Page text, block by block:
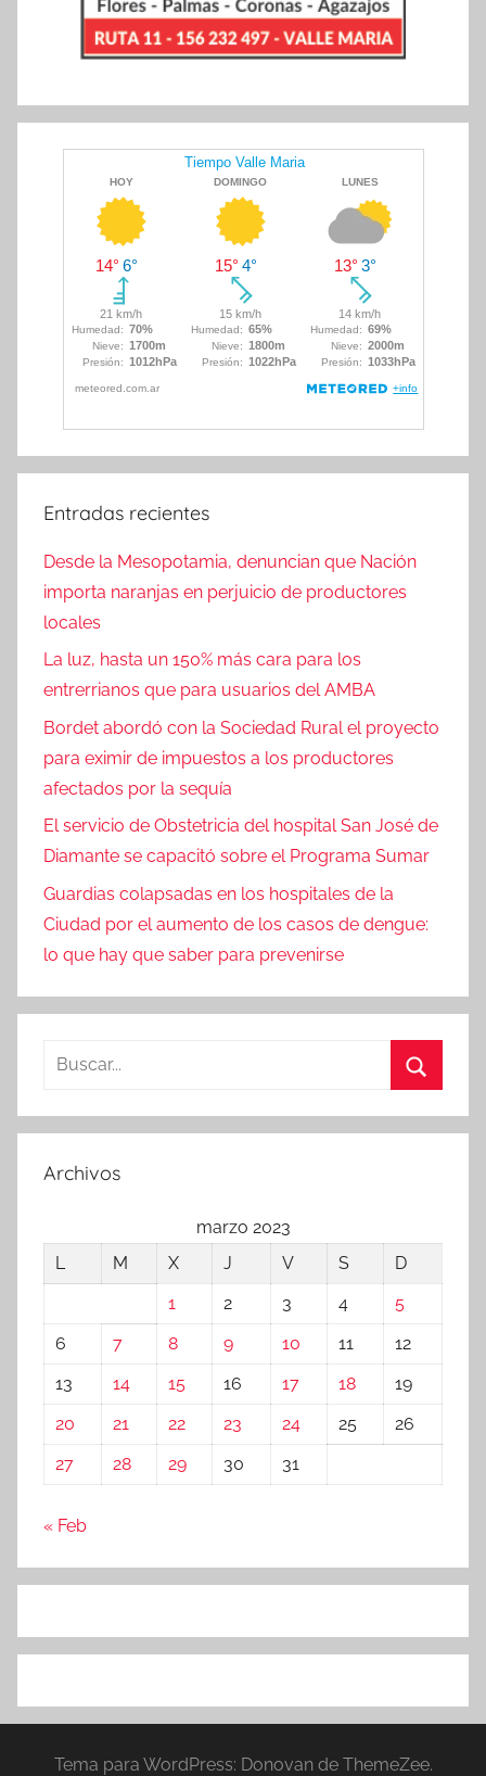
Entradas recientes
Desde la Mesopotamia, denuncian que Nación
importa naranjas en perjuicio de productores
locales
La luz, hasta un 150% más cara para los
entrerrianos que para usuarios del AMBA
Bordet abordó con la Sociedad Rural el proyecto
para eximir de impuestos a los productores
afectados por la sequía
El servicio de Obstetricia del hospital San José de
Diamante se capacitó sobre el Programa Sumar
Guardias colapsadas en los hospitales de la
Ciudad por el aumento de los casos de dengue:
lo que hay que saber para prevenirse
Buscar:
Archivos
marzo 2023
L
M X J V S
D
1
2 3 4
5
6
7 8 9 10 11
12
13
14 15 16 17 18
19
20
21 22 23 24 25
26
27
28 29 30 31
« Feb
Tema para WordPress: Donovan de ThemeZee.